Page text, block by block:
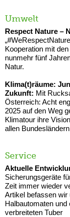
Umwelt
Respect Nature –
Kooperation mit
nunmehr fünf
Natur.
Klima(t)räume:
Zukunft: Mit
Österreich: Acht
2025 auf den Weg
Klimatour ihre
allen
Service
Aktuelle
Sicherungsgeräte
Zeit immer wieder
Artikel befassen
Halbautomaten
verbreiteten Tuber